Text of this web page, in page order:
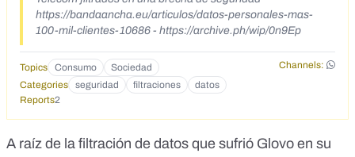
https://bandaancha.eu/articulos/datos-personales-mas-
100-mil-clientes-10686 - https://archive.ph/wip/0n9Ep
Topics Consumo Sociedad
Channels:
Categories
seguridad filtraciones
datos
Reports2
A raíz de la filtración de datos que sufrió Glovo en su